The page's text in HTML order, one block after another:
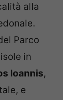
alla
Parco
in
Ioannis,
e